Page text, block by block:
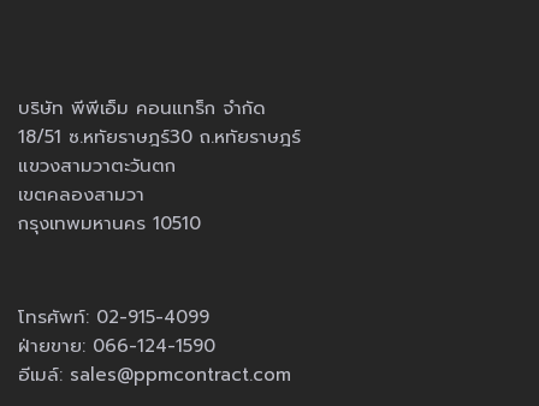
บริษัท พีพีเอ็ม คอนแทร็ก จำกัด
18/51 ซ.หทัยราษฎร์30 ถ.หทัยราษฎร์
แขวงสามวาตะวันตก
เขตคลองสามวา
กรุงเทพมหานคร 10510
โทรศัพท์: 02-915-4099
ฝ่ายขาย: 066-124-1590
อีเมล์: sales@ppmcontract.com